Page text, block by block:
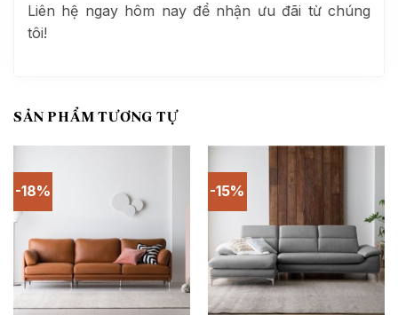
Liên hệ ngay hôm nay để nhận ưu đãi từ chúng
tôi!
SẢN PHẨM TƯƠNG TỰ
-18% -15%